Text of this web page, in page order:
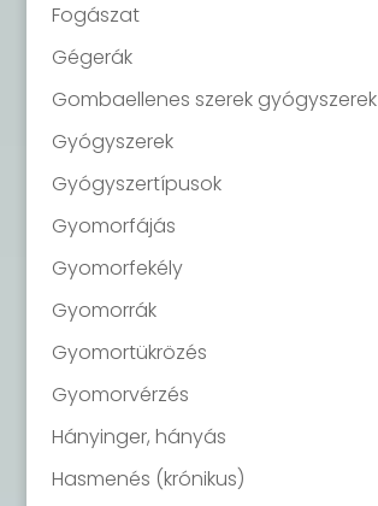
Fogászat
Gégerák
Gombaellenes szerek gyógyszerek
Gyógyszerek
Gyógyszertípusok
Gyomorfájás
Gyomorfekély
Gyomorrák
Gyomortükrözés
Gyomorvérzés
Hányinger, hányás
Hasmenés (krónikus)